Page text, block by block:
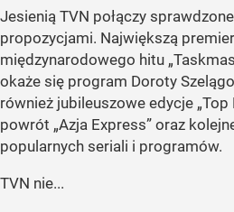
Jesienią TVN połączy
propozycjami. Największą
międzynarodowego hitu
okaże się program Doroty
również jubileuszowe edycje „Top
powrót „Azja Express” oraz
popularnych seriali i programów.
TVN nie...